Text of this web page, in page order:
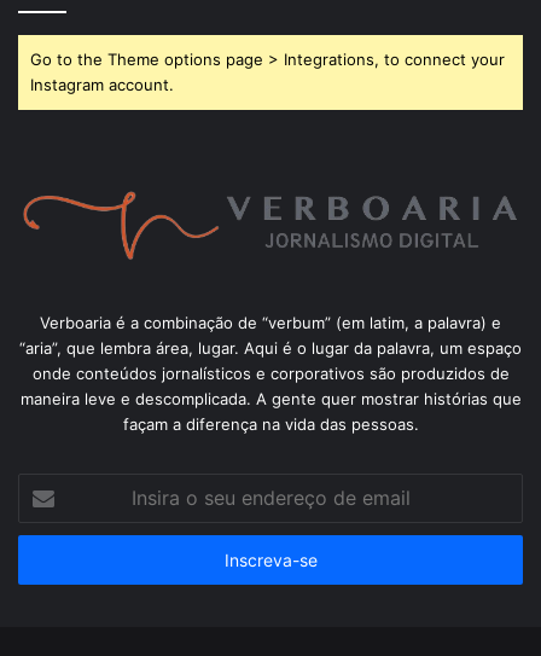
Go to the Theme options page > Integrations, to connect your
Instagram account.
Verboaria é a combinação de “verbum” (em latim, a palavra) e
“aria”, que lembra área, lugar. Aqui é o lugar da palavra, um espaço
onde conteúdos jornalísticos e corporativos são produzidos de
maneira leve e descomplicada. A gente quer mostrar histórias que
façam a diferença na vida das pessoas.
seu
de